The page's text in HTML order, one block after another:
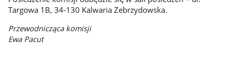
Targowa 1B, 34-130 Kalwaria Zebrzydowska.
Przewodnicząca komisji
Ewa Pacut